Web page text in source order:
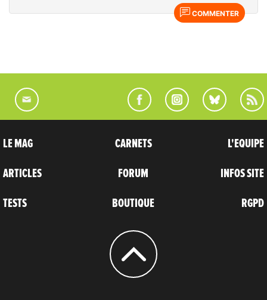
COMMENTER
LE MAG
ARTICLES
TESTS
CARNETS
FORUM
BOUTIQUE
L'EQUIPE
INFOS SITE
RGPD